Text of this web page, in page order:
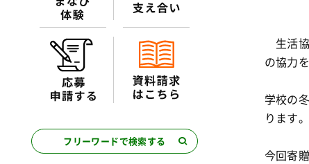
フリーワードで検索する
生活
の協力
学校の
ります。
今回寄